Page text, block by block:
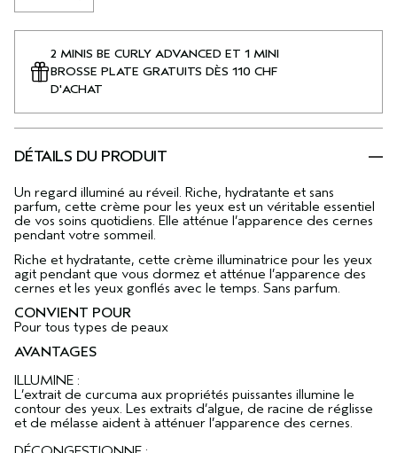
2 MINIS BE CURLY ADVANCED ET 1 MINI
BROSSE PLATE GRATUITS DÈS 110 CHF
D'ACHAT
DÉTAILS DU PRODUIT
Un regard illuminé au réveil. Riche, hydratante et sans
parfum, cette crème pour les yeux est un véritable essentiel
de vos soins quotidiens. Elle atténue l’apparence des cernes
pendant votre sommeil.
Riche et hydratante, cette crème illuminatrice pour les yeux
agit pendant que vous dormez et atténue l’apparence des
cernes et les yeux gonflés avec le temps. Sans parfum.
CONVIENT POUR
Pour tous types de peaux
AVANTAGES
ILLUMINE :
L’extrait de curcuma aux propriétés puissantes illumine le
contour des yeux. Les extraits d’algue, de racine de réglisse
et de mélasse aident à atténuer l’apparence des cernes.